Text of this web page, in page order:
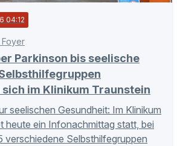
04:12
Foyer
Parkinson bis seelische
im Klinikum Traunstein
seelischen Gesundheit: Im Klinikum
heute ein Infonachmittag statt, bei
verschiedene Selbsthilfegruppen